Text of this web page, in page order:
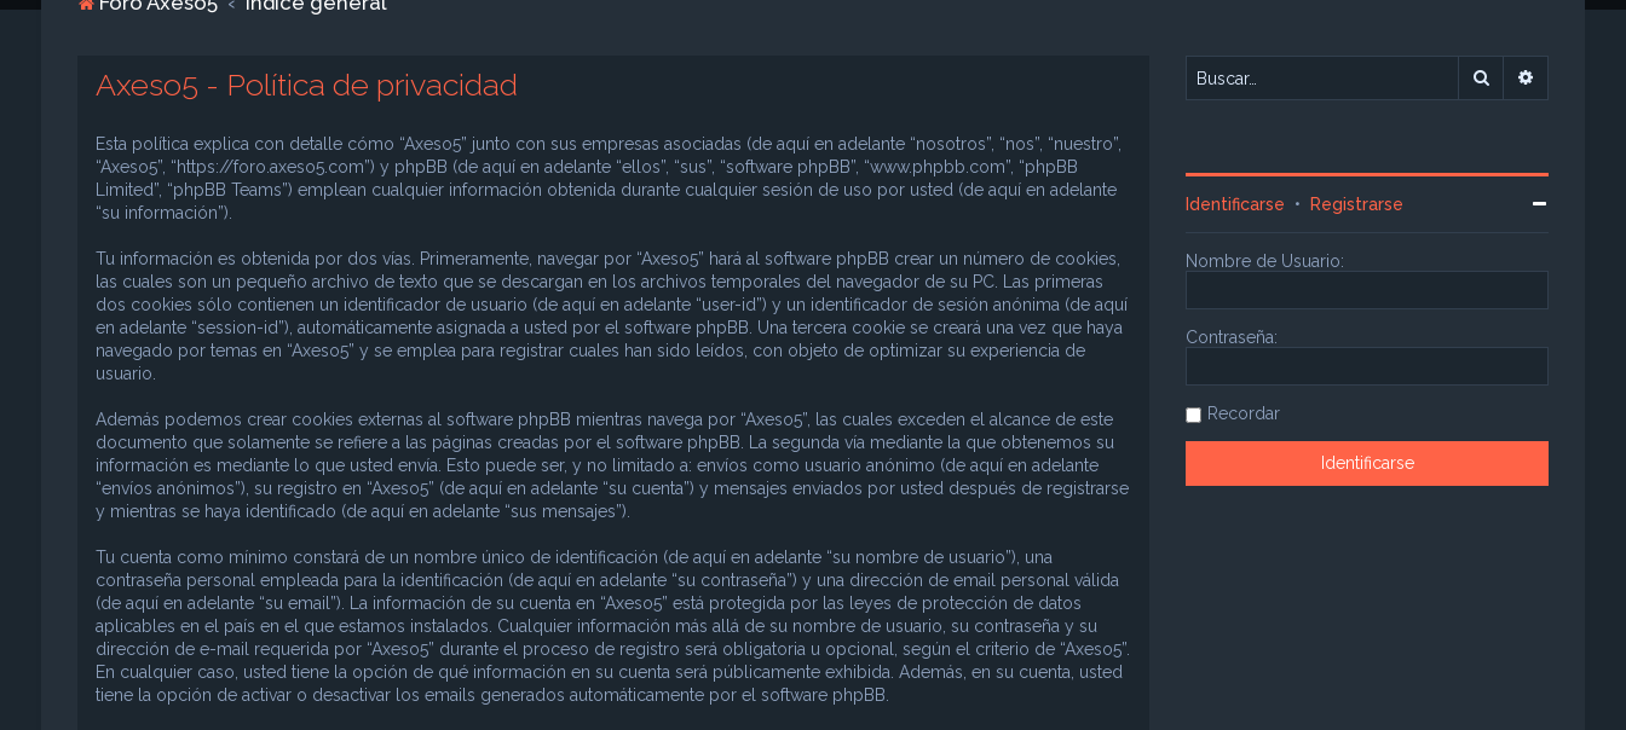
Axeso5 - Política de privacidad
Esta política explica con detalle cómo “Axeso5” junto con sus empresas asociadas (de aquí en adelante “nosotros”, “nos”, “nuestro”,
“Axeso5”, “https://foro.axeso5.com”) y phpBB (de aquí en adelante “ellos”, “sus”, “software phpBB”, “www.phpbb.com”, “phpBB
Limited”, “phpBB Teams”) emplean cualquier información obtenida durante cualquier sesión de uso por usted (de aquí en adelante
“su información”).
Tu información es obtenida por dos vías. Primeramente, navegar por “Axeso5” hará al software phpBB crear un número de cookies,
las cuales son un pequeño archivo de texto que se descargan en los archivos temporales del navegador de su PC. Las primeras
dos cookies sólo contienen un identificador de usuario (de aquí en adelante “user-id”) y un identificador de sesión anónima (de aquí
en adelante “session-id”), automáticamente asignada a usted por el software phpBB. Una tercera cookie se creará una vez que haya
navegado por temas en “Axeso5” y se emplea para registrar cuales han sido leídos, con objeto de optimizar su experiencia de
usuario.
Además podemos crear cookies externas al software phpBB mientras navega por “Axeso5”, las cuales exceden el alcance de este
documento que solamente se refiere a las páginas creadas por el software phpBB. La segunda vía mediante la que obtenemos su
información es mediante lo que usted envía. Esto puede ser, y no limitado a: envíos como usuario anónimo (de aquí en adelante
“envíos anónimos”), su registro en “Axeso5” (de aquí en adelante “su cuenta”) y mensajes enviados por usted después de registrarse
y mientras se haya identificado (de aquí en adelante “sus mensajes”).
Tu cuenta como mínimo constará de un nombre único de identificación (de aquí en adelante “su nombre de usuario”), una
contraseña personal empleada para la identificación (de aquí en adelante “su contraseña”) y una dirección de email personal válida
(de aquí en adelante “su email”). La información de su cuenta en “Axeso5” está protegida por las leyes de protección de datos
aplicables en el país en el que estamos instalados. Cualquier información más allá de su nombre de usuario, su contraseña y su
dirección de e-mail requerida por “Axeso5” durante el proceso de registro será obligatoria u opcional, según el criterio de “Axeso5”.
En cualquier caso, usted tiene la opción de qué información en su cuenta será públicamente exhibida. Además, en su cuenta, usted
tiene la opción de activar o desactivar los emails generados automáticamente por el software phpBB.
Buscar
Identificarse • Registrarse
Nombre de Usuario:
Contraseña:
Recordar